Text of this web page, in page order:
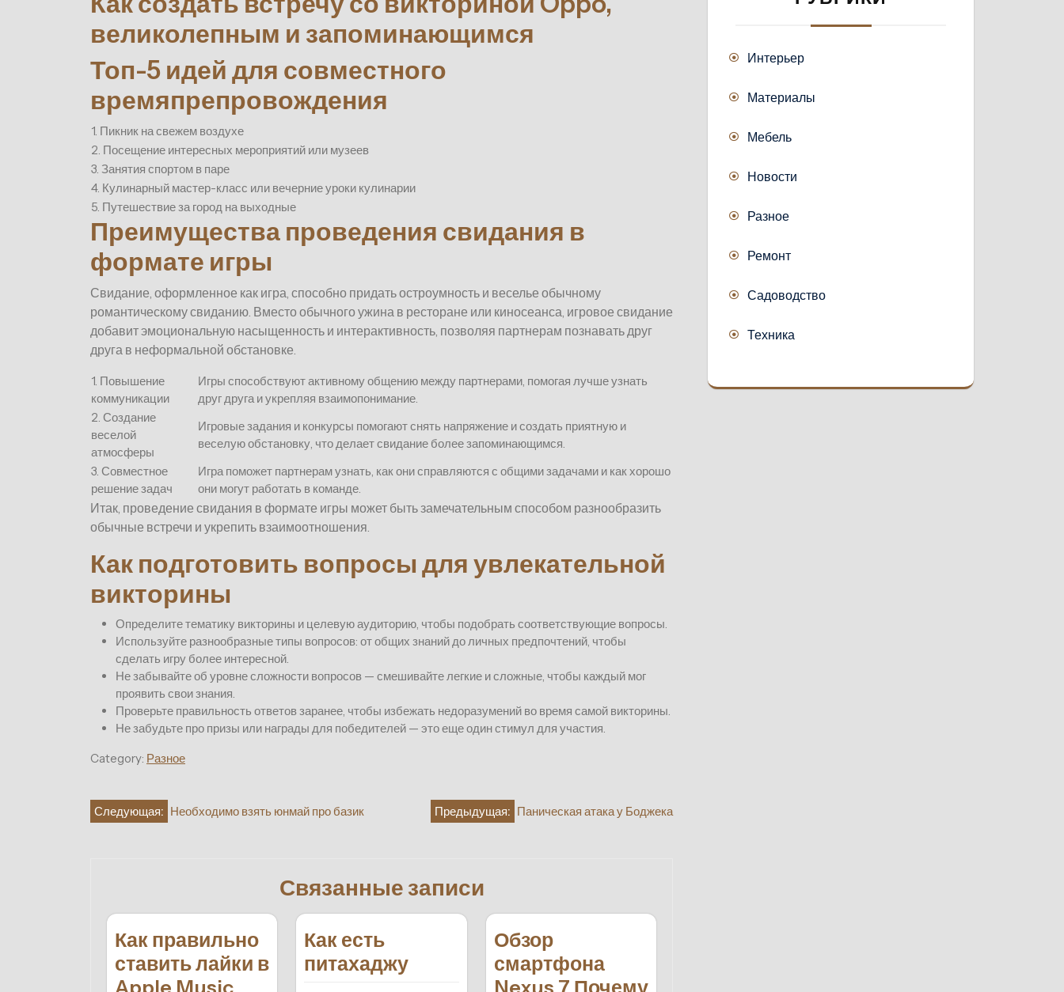
великолепным и запоминающимся
Топ-5 идей для совместного
времяпрепровождения
1. Пикник на свежем воздухе
2. Посещение интересных мероприятий или музеев
3. Занятия спортом в паре
4. Кулинарный мастер-класс или вечерние уроки кулинарии
5. Путешествие за город на выходные
Преимущества проведения свидания в
формате игры
Свидание, оформленное как игра, способно придать остроумность и веселье обычному
романтическому свиданию. Вместо обычного ужина в ресторане или киносеанса, игровое свидание
добавит эмоциональную насыщенность и интерактивность, позволяя партнерам познавать друг
друга в неформальной обстановке.
1. Повышение
коммуникации
Игры способствуют активному общению между партнерами, помогая лучше узнать
друг друга и укрепляя взаимопонимание.
2. Создание
веселой
атмосферы
Игровые задания и конкурсы помогают снять напряжение и создать приятную и
веселую обстановку, что делает свидание более запоминающимся.
3. Совместное
решение задач
Игра поможет партнерам узнать, как они справляются с общими задачами и как хорошо
они могут работать в команде.
Итак, проведение свидания в формате игры может быть замечательным способом разнообразить
обычные встречи и укрепить взаимоотношения.
Как подготовить вопросы для увлекательной
викторины
Определите тематику викторины и целевую аудиторию, чтобы подобрать соответствующие вопросы.
Используйте разнообразные типы вопросов: от общих знаний до личных предпочтений, чтобы
сделать игру более интересной.
Не забывайте об уровне сложности вопросов — смешивайте легкие и сложные, чтобы каждый мог
проявить свои знания.
Проверьте правильность ответов заранее, чтобы избежать недоразумений во время самой викторины.
Не забудьте про призы или награды для победителей — это еще один стимул для участия.
Category: Разное
Навигация
Предыдущая: Паническая атака у Боджека
Следующая: Необходимо взять юнмай про базик
Связанные записи
Как правильно
ставить лайки в
Как есть
питахаджу
Обзор
смартфона
Интерьер
Материалы
Мебель
Новости
Разное
Ремонт
Садоводство
Техника